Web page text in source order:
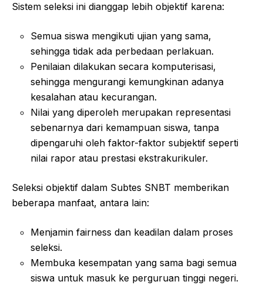
Sistem seleksi ini dianggap lebih objektif karena:
Semua siswa mengikuti ujian yang sama,
sehingga tidak ada perbedaan perlakuan.
Penilaian dilakukan secara komputerisasi,
sehingga mengurangi kemungkinan adanya
kesalahan atau kecurangan.
Nilai yang diperoleh merupakan representasi
sebenarnya dari kemampuan siswa, tanpa
dipengaruhi oleh faktor-faktor subjektif seperti
nilai rapor atau prestasi ekstrakurikuler.
Seleksi objektif dalam Subtes SNBT memberikan
beberapa manfaat, antara lain:
Menjamin fairness dan keadilan dalam proses
seleksi.
Membuka kesempatan yang sama bagi semua
siswa untuk masuk ke perguruan tinggi negeri.